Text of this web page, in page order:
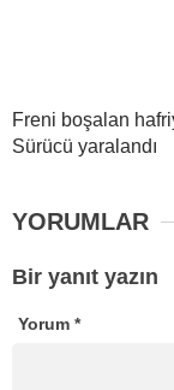
Freni boşalan
Sürücü yaralandı
YORUMLAR
Bir yanıt yazın
Yorum *